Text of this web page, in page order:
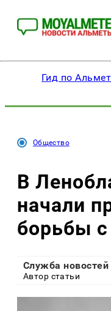
Гид по
Общество
В
начали
борьбы
Служба новостей
Автор статьи